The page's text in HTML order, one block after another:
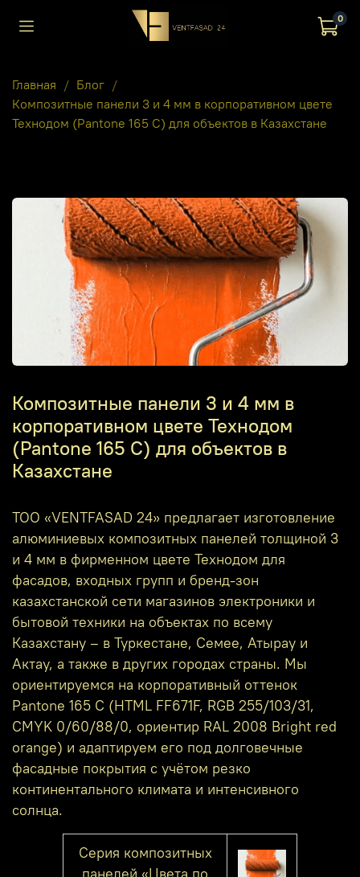
0
Главная
Блог
Композитные панели 3 и 4 мм в корпоративном цвете
Технодом (Pantone 165 C) для объектов в Казахстане
Композитные панели 3 и 4 мм в
корпоративном цвете Технодом
(Pantone 165 C) для объектов в
Казахстане
ТОО «VENTFASAD 24» предлагает изготовление
алюминиевых композитных панелей толщиной 3
и 4 мм в фирменном цвете Технодом для
фасадов, входных групп и бренд‑зон
казахстанской сети магазинов электроники и
бытовой техники на объектах по всему
Казахстану – в Туркестане, Семее, Атырау и
Актау, а также в других городах страны. Мы
ориентируемся на корпоративный оттенок
Pantone 165 C (HTML FF671F, RGB 255/103/31,
CMYK 0/60/88/0, ориентир RAL 2008 Bright red
orange) и адаптируем его под долговечные
фасадные покрытия с учётом резко
континентального климата и интенсивного
солнца.
Серия композитных
панелей «Цвета по